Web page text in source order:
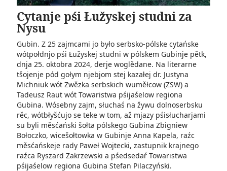
Cytanje pśi Łužyskej studni za
Nysu
Gubin. Z 25 zajmcami jo było serbsko-pólske cytańske
wótpołdnjo pśi Łužyskej studni w pólskem Gubinje pětk,
dnja 25. oktobra 2024, derje woglědane. Na literarne
tšojenje pód gołym njebjom stej kazałej dr. Justyna
Michniuk wót Zwězka serbskich wuměłcow (ZSW) a
Tadeusz Raut wót Towaristwa pśijaśelow regiona
Gubina. Wósebny zajm, słuchaś na žywu dolnoserbsku
rěc, wótbłyšćujo se teke w tom, až mjazy pśisłucharjami
su byli měsćański šołta pólskego Gubina Zbigniew
Bołoczko, wicešołtowka w Gubinje Anna Kapela, raźc
měsćańskeje rady Paweł Wojtecki, zastupnik krajnego
raźca Ryszard Zakrzewski a pśedsedaŕ Towaristwa
pśijaśelow regiona Gubina Stefan Pilaczyński.